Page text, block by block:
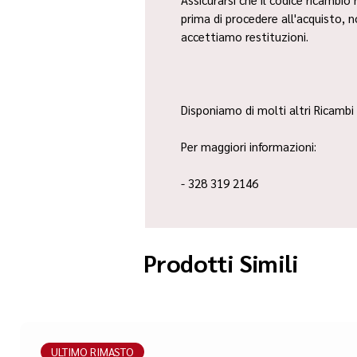
prima di procedere all'acquisto,
accettiamo restituzioni.
Disponiamo di molti altri
Per maggiori informazioni:
- 328 319 2146
Prodotti Simili
ULTIMO RIMASTO